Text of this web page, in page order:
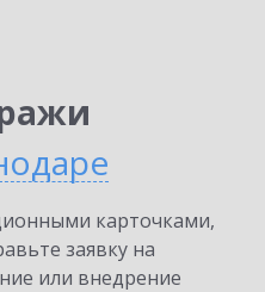
карточками,
заявку на
или внедрение